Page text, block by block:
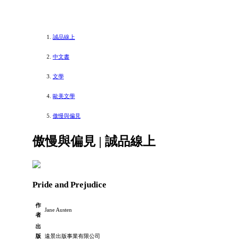
誠品線上
中文書
文學
歐美文學
傲慢與偏見
傲慢與偏見 | 誠品線上
Pride and Prejudice
作
者
Jane Austen
出
版
遠景出版事業有限公司